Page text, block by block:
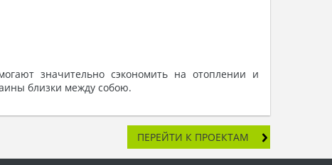
значительно сэкономить на отоплении и
близки между собою.
ПЕРЕЙТИ К ПРОЕКТАМ